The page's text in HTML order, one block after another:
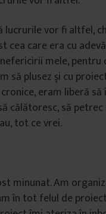
lucrurile vor fi altfel,
cea care era cu
mele, pentru
să plusez și cu
eram liberă
călătoresc, să
tot ce vrei.
minunat. Am
în tot felul de